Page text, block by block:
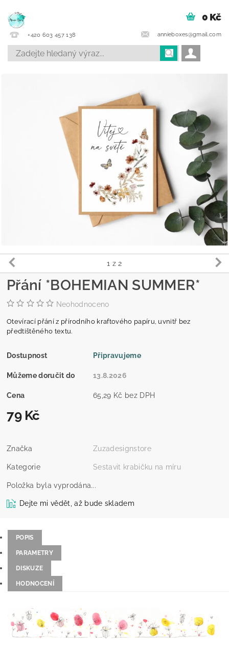
+420 603 457 138 annieboxes@gmail.com
0 Kč
1 z 2
Přání *BOHEMIAN SUMMER*
Neohodnoceno
Otevírací přání z přírodního kraftového papíru, uvnitř bez
předtištěného textu.
Dostupnost Připravujeme
Můžeme doručit do 13.8.2026
Cena 65,29 Kč bez DPH
79 Kč
Značka Zuzadesignstore
Kategorie Sestavit krabičku na míru
Položka byla vyprodána...
Dejte mi vědět, až bude skladem
POPIS
PARAMETRY
DISKUZE
HODNOCENÍ